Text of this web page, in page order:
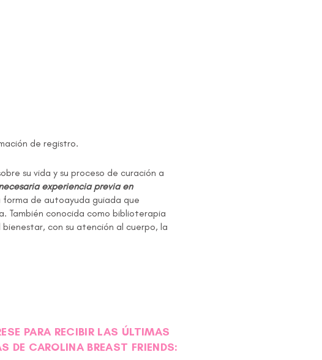
de registro.
su vida y su proceso de curación a
experiencia previa en
de autoayuda guiada que
También conocida como biblioterapia
con su atención al cuerpo, la
PARA RECIBIR LAS ÚLTIMAS
DE CAROLINA BREAST FRIENDS: